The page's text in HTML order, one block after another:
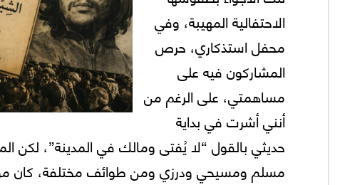
الاحتفالية المهيبة، وفي
محفل استذكاري، حرص
المشاركون فيه على
مساهمتي، على الرغم من
أنني أشرت في بداية
حديثي بالقول “لا يُفتى ومالك في المدينة”، لكن
مسلم ومسيحي ودرزي ومن طوائف مختلفة، كان